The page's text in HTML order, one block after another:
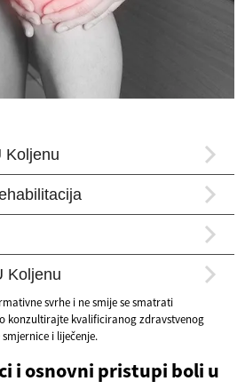
svrhe i ne smije se smatrati
konzultirajte kvalificiranog zdravstvenog
i liječenje.
i osnovni pristupi boli u